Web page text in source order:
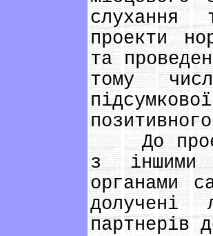
слухання
проекти
та
тому
До
з іншими
органами
долучені
партнерів